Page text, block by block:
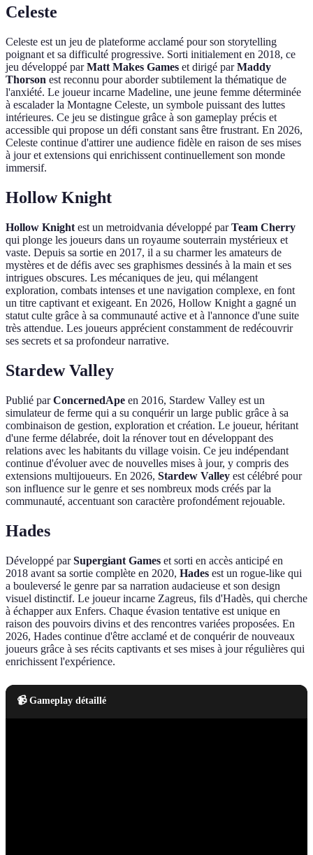
Celeste
Celeste est un jeu de plateforme acclamé pour son storytelling
poignant et sa difficulté progressive. Sorti initialement en 2018, ce
jeu développé parMatt Makes Games et dirigé parMaddy
Thorson est reconnu pour aborder subtilement la thématique de
l'anxiété. Le joueur incarne Madeline, une jeune femme déterminée
à escalader la Montagne Celeste, un symbole puissant des luttes
intérieures. Ce jeu se distingue grâce à son gameplay précis et
accessible qui propose un défi constant sans être frustrant. En 2026,
Celeste continue d'attirer une audience fidèle en raison de ses mises
à jour et extensions qui enrichissent continuellement son monde
immersif.
Hollow Knight
Hollow Knight est un metroidvania développé parTeam Cherry
qui plonge les joueurs dans un royaume souterrain mystérieux et
vaste. Depuis sa sortie en 2017, il a su charmer les amateurs de
mystères et de défis avec ses graphismes dessinés à la main et ses
intrigues obscures. Les mécaniques de jeu, qui mélangent
exploration, combats intenses et une navigation complexe, en font
un titre captivant et exigeant. En 2026, Hollow Knight a gagné un
statut culte grâce à sa communauté active et à l'annonce d'une suite
très attendue. Les joueurs apprécient constamment de redécouvrir
ses secrets et sa profondeur narrative.
Stardew Valley
Publié parConcernedApe en 2016, Stardew Valley est un
simulateur de ferme qui a su conquérir un large public grâce à sa
combinaison de gestion, exploration et création. Le joueur, héritant
d'une ferme délabrée, doit la rénover tout en développant des
relations avec les habitants du village voisin. Ce jeu indépendant
continue d'évoluer avec de nouvelles mises à jour, y compris des
extensions multijoueurs. En 2026, Stardew Valley est célébré pour
son influence sur le genre et ses nombreux mods créés par la
communauté, accentuant son caractère profondément rejouable.
Hades
Développé parSupergiant Games et sorti en accès anticipé en
2018 avant sa sortie complète en 2020, Hades est un rogue-like qui
a bouleversé le genre par sa narration audacieuse et son design
visuel distinctif. Le joueur incarne Zagreus, fils d'Hadès, qui cherche
à échapper aux Enfers. Chaque évasion tentative est unique en
raison des pouvoirs divins et des rencontres variées proposées. En
2026, Hades continue d'être acclamé et de conquérir de nouveaux
joueurs grâce à ses récits captivants et ses mises à jour régulières qui
enrichissent l'expérience.
📹 Gameplay détaillé